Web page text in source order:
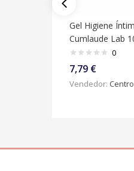
Gel Higiene
Cumlaude Lab
0
7,79 €
Vendedor: